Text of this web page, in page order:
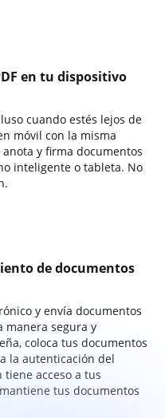
en tu dispositivo
cuando estés lejos de
móvil con la misma
y firma documentos
inteligente o tableta. No
de documentos
y envía documentos
manera segura y
coloca tus documentos
la autenticación del
acceso a tus
tus documentos